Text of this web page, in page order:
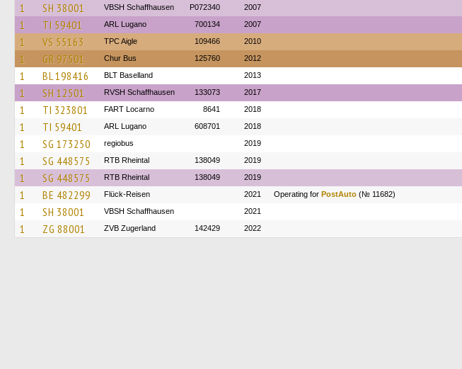
1 SH 38001 VBSH Schaffhausen P072340 2007
1 TI 59401 ARL Lugano 700134 2007
1 VS 55163 TPC Aigle 109466 2010
1 GR 97501 Chur Bus 125760 2012
1 BL 198416 BLT Baselland 2013
1 SH 12501 RVSH Schaffhausen 133073 2017
1 TI 323801 FART Locarno 8641 2018
1 TI 59401 ARL Lugano 608701 2018
1 SG 173250 regiobus 2019
1 SG 448575 RTB Rheintal 138049 2019
1 SG 448575 RTB Rheintal 138049 2019
1 BE 482299 Flück-Reisen 2021 Operating for PostAuto (№ 11682)
1 SH 38001 VBSH Schaffhausen 2021
1 ZG 88001 ZVB Zugerland 142429 2022